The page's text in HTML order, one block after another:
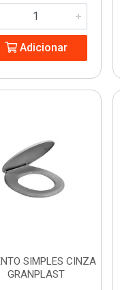
Adicionar
SIMPLES CINZA
GRANPLAST